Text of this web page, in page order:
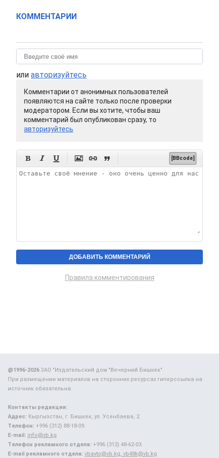
КОММЕНТАРИИ
или авторизуйтесь
Комментарии от анонимных пользователей
появляются на сайте только после проверки
модератором. Если вы хотите, чтобы ваш
комментарий был опубликован сразу, то
авторизуйтесь
      [BBcode]
Правила комментирования
@1996-2026ЗАО "Издательский дом "Вечерний Бишкек"
При размещении материалов на сторонних ресурсах гиперссылка на
источник обязательна.
Контакты редакции:
Адрес: Кыргызстан, г. Бишкек, ул. Усенбаева, 2.
Телефон: +996 (312) 88-18-09.
E-mail: info@vb.kg
Телефон рекламного отдела: +996 (312) 48-62-03.
E-mail рекламного отдела: vbavto@vb.kg, vb48k@vb.kg